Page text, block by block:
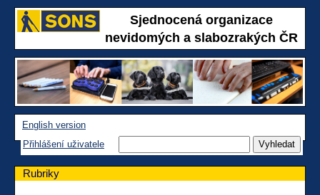
Sjednocená organizace
nevidomých a slabozrakých ČR
English version
Přihlášení uživatele
Rubriky